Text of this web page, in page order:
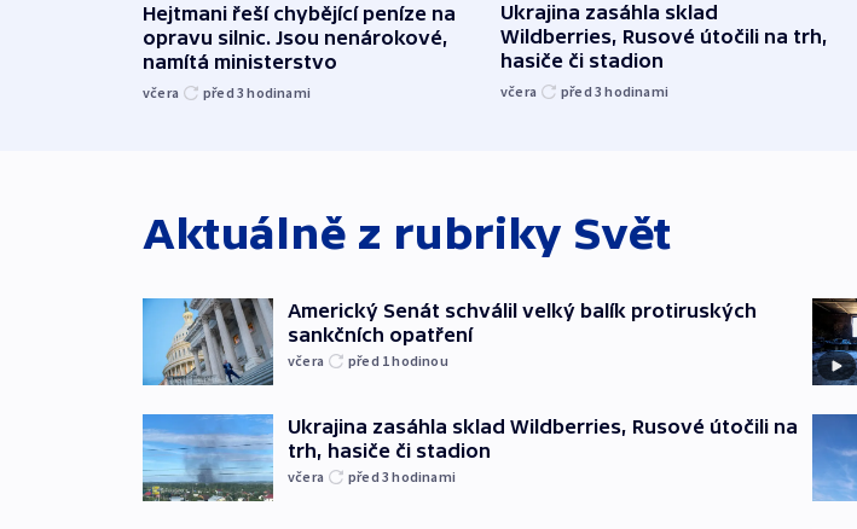
Hejtmani řeší chybějící peníze na
opravu silnic. Jsou nenárokové,
namítá ministerstvo
včera před 3hodinami
Ukrajina zasáhla sklad
Wildberries, Rusové útočili na trh,
hasiče či stadion
včera před 3hodinami
Aktuálně z rubriky Svět
Americký Senát schválil velký balík protiruských
sankčních opatření
včera před 1hodinou
Ukrajina zasáhla sklad Wildberries, Rusové útočili na
trh, hasiče či stadion
včera před 3hodinami